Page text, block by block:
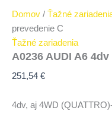
Domov / Ťažné
prevedenie C
Ťažné zariadenia
A0236 AUDI A6
251,54 €
4dv, aj 4WD